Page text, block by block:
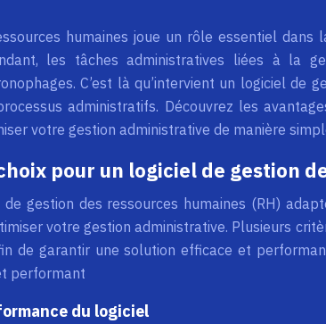
humaines joue un rôle essentiel dans
les tâches administratives liées à la
C’est là qu’intervient un logiciel de
administratifs. Découvrez les
votre gestion administrative de manière
pour un logiciel de gestion
de gestion des ressources humaines (RH)
votre gestion administrative. Plusieurs
de garantir une solution efficace et
performant
du logiciel